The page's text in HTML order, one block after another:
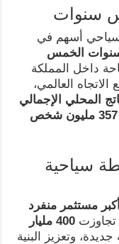
أسهم في
الخمس
داخل المملكة
العالمي،
المحلي الإجمالي
357 مليون شخص
سياحية
أكبر مستثمر منفرد
تجاوزت
400 مليار
وتعزيز البنية